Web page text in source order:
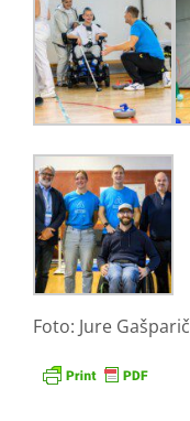
Foto: Jure Gašparič